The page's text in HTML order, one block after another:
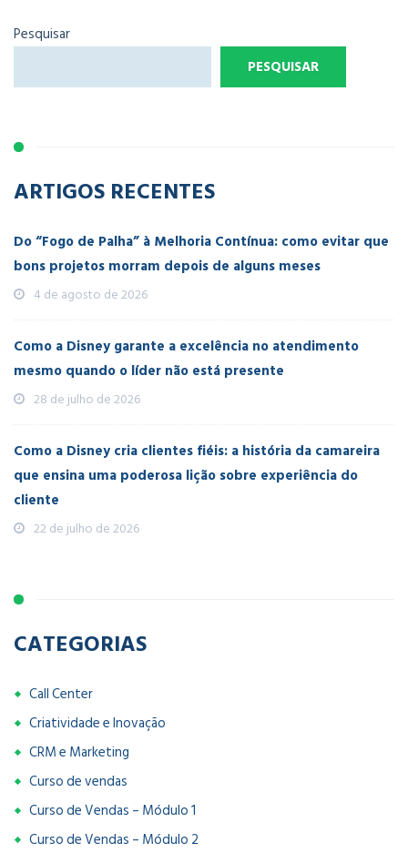
Pesquisar
PESQUISAR
ARTIGOS RECENTES
Do “Fogo de Palha” à Melhoria Contínua: como evitar que
bons projetos morram depois de alguns meses
4 de agosto de 2026
Como a Disney garante a excelência no atendimento
mesmo quando o líder não está presente
28 de julho de 2026
Como a Disney cria clientes fiéis: a história da camareira
que ensina uma poderosa lição sobre experiência do
cliente
22 de julho de 2026
CATEGORIAS
Call Center
Criatividade e Inovação
CRM e Marketing
Curso de vendas
Curso de Vendas – Módulo 1
Curso de Vendas – Módulo 2